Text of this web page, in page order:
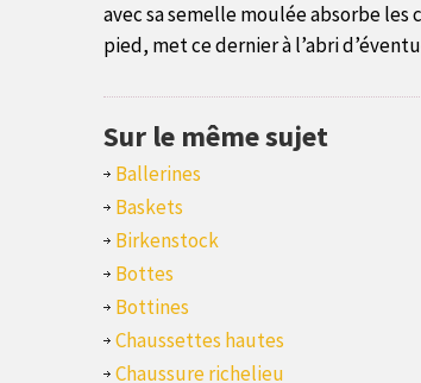
avec sa semelle moulée absorbe
pied, met ce dernier à l’abri
Sur le même sujet
Ballerines
Baskets
Birkenstock
Bottes
Bottines
Chaussettes hautes
Chaussure richelieu